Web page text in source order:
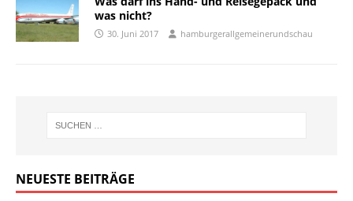
was nicht?
30. Juni 2017 hamburgerallgemeinerundschau
NEUESTE BEITRÄGE